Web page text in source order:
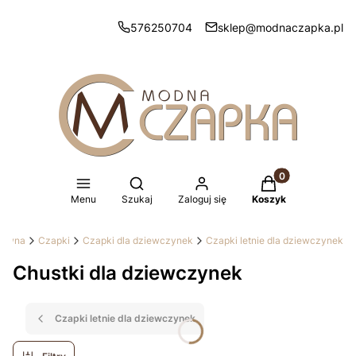
576250704 sklep@modnaczapka.pl
Menu
Otwórz wyszukiwarkę
Szukaj Zaloguj się
Produkty w
Koszyk
Czapki Czapki dla dziewczynek Czapki letnie dla dziewczynek
Chustki dla dziewczynek
Czapki letnie dla dziewczynek